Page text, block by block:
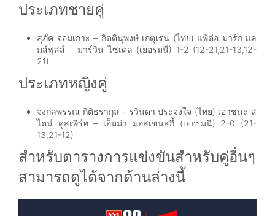
ประเภทชายคู่
สุภัค จอมเกาะ – กิตตินุพงษ์ เกตุเรน (ไทย) แพ้ต่อ มาร์ก แล
มส์ฟุสส์ – มาร์วิน ไซเดล (เยอรมนี) 1-2 (12-21,21-13,12-
21)
ประเภทหญิงคู่
จงกลพรรณ กิติธรากุล – รวินดา ประจงใจ (ไทย) เอาชนะ ส
ไตน์ คูสเพิร์ท – เอ็มม่า มอสเชนสกี้ (เยอรมนี) 2-0 (21-
13,21-12)
สำหรับตารางการแข่งขันสำหรับคู่อื่นๆ
สามารถดูได้จากด้านล่างนี้